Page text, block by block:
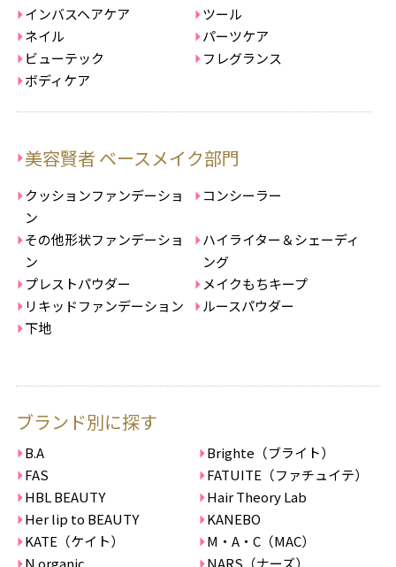
インバスヘアケア
ツール
ネイル
パーツケア
ビューテック
フレグランス
ボディケア
美容賢者 ベースメイク部門
クッションファンデーショ
ン
コンシーラー
その他形状ファンデーショ
ン
ハイライター＆シェーディ
ング
プレストパウダー
メイクもちキープ
リキッドファンデーション
ルースパウダー
下地
ブランド別に探す
B.A
Brighte（ブライト）
FAS
FATUITE（ファチュイテ）
HBL BEAUTY
Hair Theory Lab
Her lip to BEAUTY
KANEBO
KATE（ケイト）
M・A・C（MAC）
N organic
NARS（ナーズ）